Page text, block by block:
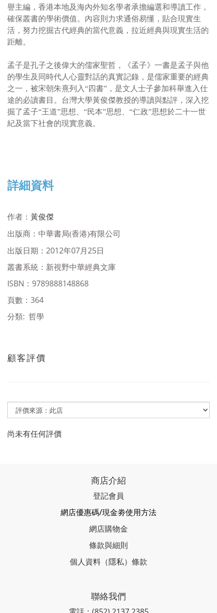
譽主編，香港本地及海內外知名學者承擔編選和導讀工作，
確保叢書的學術價值。內容則力求通俗易懂，貼合現實生
活，努力挖掘古代經典的當代意義，拉近經典與現實生活的
距離。
孟子是孔子之後偉大的儒家聖哲，《孟子》一書是孟子與他
的學生及同時代人心靈對話的真實記錄，是儒家重要的經典
之一，被宋朝朱熹列入“四書”，是文人士子參加科舉進入仕
途的必讀書目。台灣大學黃俊傑教授的導讀與點評，深入挖
掘了孟子“王道”思想、“民本”思想、“仁政”思想於二十一世
紀及當下社會的現實意義。
詳細資料
作者： 黃俊傑
出版商： 中華書局(香港)有限公司
出版日期：2012年07月25日
叢書系統：新視野中華經典文庫
ISBN ： 9789888148868
頁數：364
分類: 哲學
顧客評價
尚未有任何評價
商店介紹
登記會員
網店優惠碼/現金劵使用方法
網店購物金
條款與細則
個人資料（隱私）條款
聯絡我們